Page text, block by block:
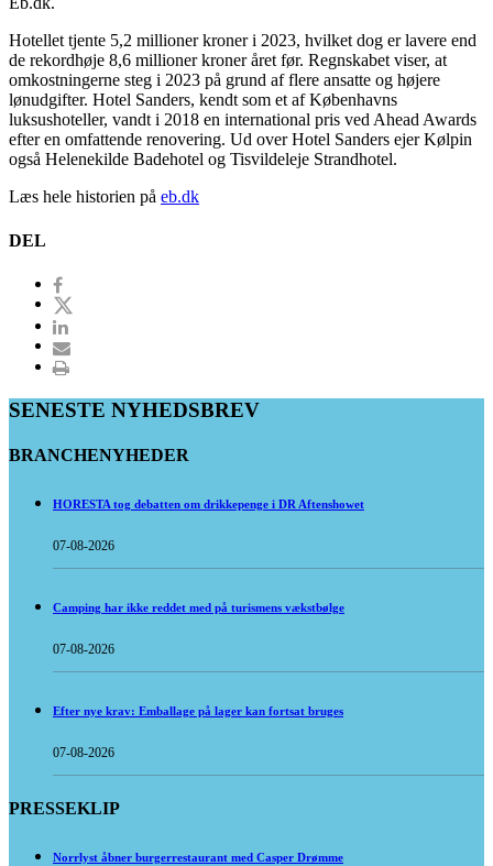
Hotellet tjente 5,2 millioner kroner i 2023, hvilket dog er lavere end
de rekordhøje 8,6 millioner kroner året før. Regnskabet viser, at
omkostningerne steg i 2023 på grund af flere ansatte og højere
lønudgifter. Hotel Sanders, kendt som et af Københavns
luksushoteller, vandt i 2018 en international pris ved Ahead Awards
efter en omfattende renovering. Ud over Hotel Sanders ejer Kølpin
også Helenekilde Badehotel og Tisvildeleje Strandhotel.
Læs hele historien på eb.dk
DEL
SENESTE NYHEDSBREV
BRANCHENYHEDER
HORESTA tog debatten om drikkepenge i DR Aftenshowet
07-08-2026
Camping har ikke reddet med på turismens vækstbølge
07-08-2026
Efter nye krav: Emballage på lager kan fortsat bruges
07-08-2026
PRESSEKLIP
Norrlyst åbner burgerrestaurant med Casper Drømme